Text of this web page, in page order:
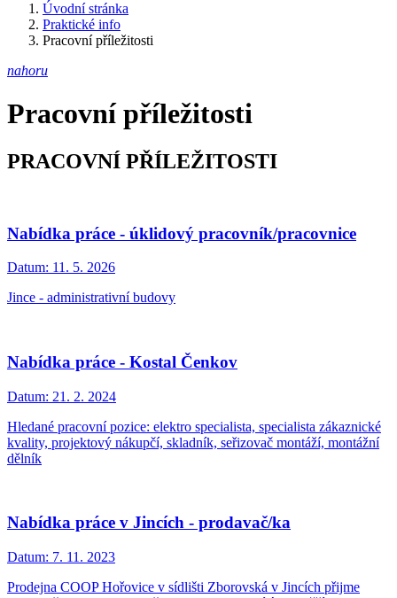
Úvodní stránka
Praktické info
Pracovní příležitosti
nahoru
Pracovní příležitosti
PRACOVNÍ PŘÍLEŽITOSTI
Nabídka práce - úklidový pracovník/pracovnice
Datum: 11. 5. 2026
Jince - administrativní budovy
Nabídka práce - Kostal Čenkov
Datum: 21. 2. 2024
Hledané pracovní pozice: elektro specialista, specialista zákaznické
kvality, projektový nákupčí, skladník, seřizovač montáží, montážní
dělník
Nabídka práce v Jincích - prodavač/ka
Datum: 7. 11. 2023
Prodejna COOP Hořovice v sídlišti Zborovská v Jincích přijme